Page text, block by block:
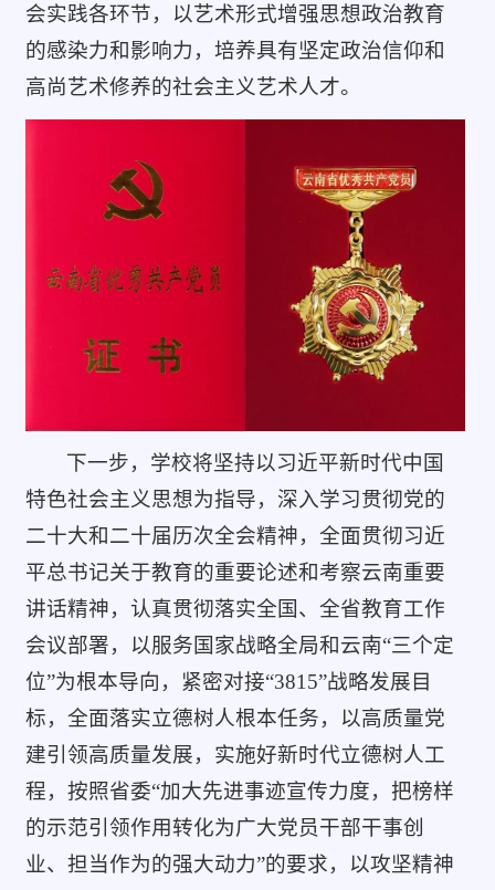
会实践各环节，以艺术形式增强思想政治教育
的感染力和影响力，培养具有坚定政治信仰和
高尚艺术修养的社会主义艺术人才。
下一步，学校将坚持以习近平新时代中国
特色社会主义思想为指导，深入学习贯彻党的
二十大和二十届历次全会精神，全面贯彻习近
平总书记关于教育的重要论述和考察云南重要
讲话精神，认真贯彻落实全国、全省教育工作
会议部署，以服务国家战略全局和云南“三个定
位”为根本导向，紧密对接“3815”战略发展目
标，全面落实立德树人根本任务，以高质量党
建引领高质量发展，实施好新时代立德树人工
程，按照省委“加大先进事迹宣传力度，把榜样
的示范引领作用转化为广大党员干部干事创
业、担当作为的强大动力”的要求，以攻坚精神